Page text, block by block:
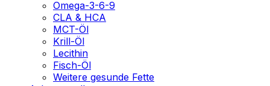
Omega-3-6-9
CLA & HCA
MCT-Öl
Krill-Öl
Lecithin
Fisch-Öl
Weitere gesunde Fette